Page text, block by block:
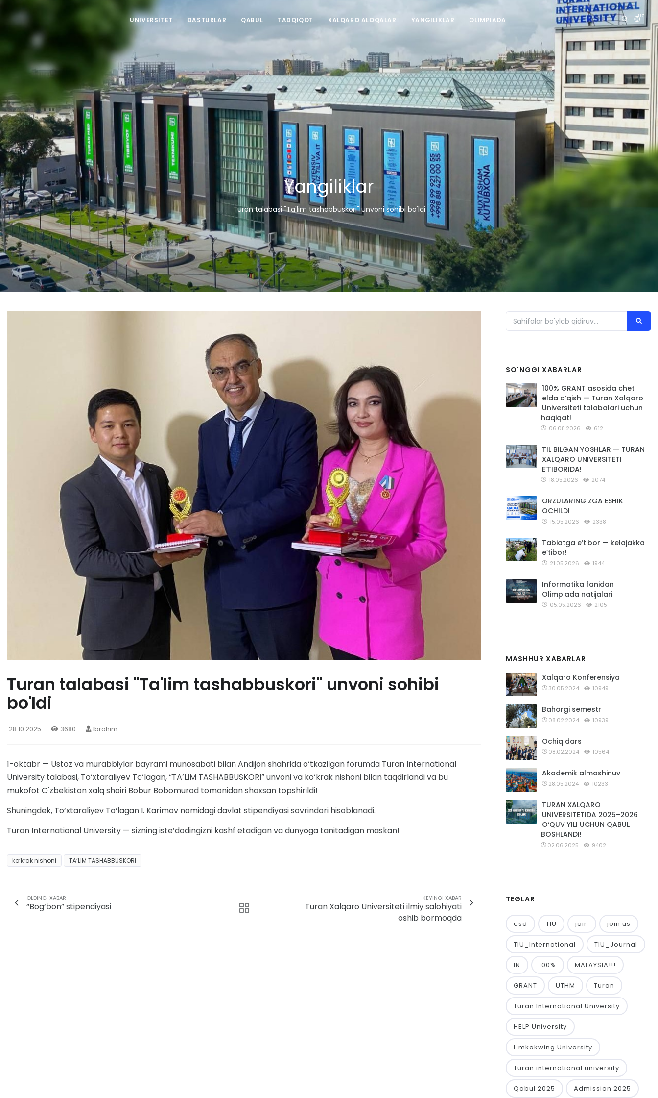
UZ
UNIVERSITET DASTURLAR QABUL TADQIQOT XALQARO ALOQALAR YANGILIKLAR OLIMPIADA
Yangiliklar
Turan talabasi "Ta'lim tashabbuskori" unvoni sohibi bo'ldi
Turan talabasi "Ta'lim tashabbuskori" unvoni sohibi
bo'ldi
28.10.2025 3680 Ibrohim
1-oktabr — Ustoz va murabbiylar bayrami munosabati bilan Andijon shahrida o‘tkazilgan forumda Turan International
University talabasi, To‘xtaraliyev To‘lagan, “TA’LIM TASHABBUSKORI” unvoni va ko‘krak nishoni bilan taqdirlandi va bu
mukofot O'zbekiston xalq shoiri Bobur Bobomurod tomonidan shaxsan topshirildi!
Shuningdek, To‘xtaraliyev To‘lagan I. Karimov nomidagi davlat stipendiyasi sovrindori hisoblanadi.
Turan International University — sizning iste’dodingizni kashf etadigan va dunyoga tanitadigan maskan!
ko‘krak nishoni TA’LIM TASHABBUSKORI
OLDINGI XABAR
“Bog‘bon” stipendiyasi
KEYINGI XABAR
Turan Xalqaro Universiteti ilmiy salohiyati
oshib bormoqda
SO'NGGI XABARLAR
100% GRANT asosida chet
elda o‘qish — Turan Xalqaro
Universiteti talabalari uchun
haqiqat!
06.08.2026 612
TIL BILGAN YOSHLAR — TURAN
XALQARO UNIVERSITETI
E’TIBORIDA!
18.05.2026 2074
ORZULARINGIZGA ESHIK
OCHILDI
15.05.2026 2338
Tabiatga e’tibor — kelajakka
e’tibor!
21.05.2026 1944
Informatika fanidan
Olimpiada natijalari
05.05.2026 2105
MASHHUR XABARLAR
Xalqaro Konferensiya
30.05.2024 10949
Bahorgi semestr
08.02.2024 10939
Ochiq dars
08.02.2024 10564
Akademik almashinuv
28.05.2024 10233
TURAN XALQARO
UNIVERSITETIDA 2025–2026
O‘QUV YILI UCHUN QABUL
BOSHLANDI!
02.06.2025 9402
TEGLAR
asd TIU join join us
TIU_International TIU_Journal
IN 100% MALAYSIA!!!
GRANT UTHM Turan
Turan International University
HELP University
Limkokwing University
Turan international university
Qabul 2025 Admission 2025